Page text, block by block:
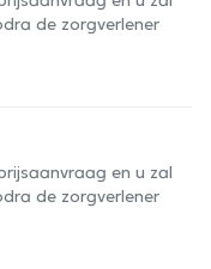
de zorgverlener
en u zal
de zorgverlener